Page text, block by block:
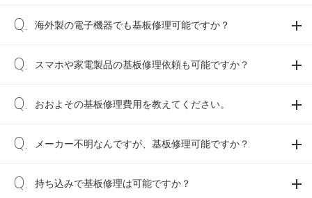
海外製の電子機器でも基板修理可能ですか？
スマホや家電製品の基板修理依頼も可能ですか？
おおよその基板修理費用を教えてください。
メーカー不明なんですが、基板修理可能ですか？
持ち込みで基板修理は可能ですか？